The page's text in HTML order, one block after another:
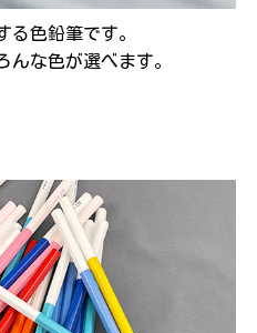
色鉛筆です。
な色が選べます。